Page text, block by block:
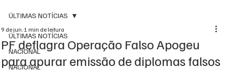
ÚLTIMAS NOTÍCIAS
NACIONAL
NACIONAL
ÚLTIMAS NOTÍCIAS
PF deflagra Operação Falso Apogeu
para apurar emissão de diplomas falsos
9 de jun.1 min de leitura